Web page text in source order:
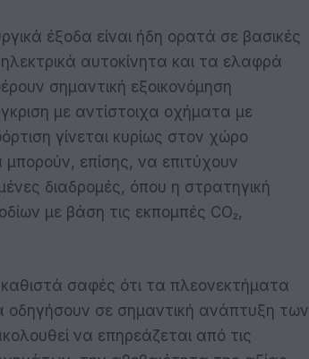
έξοδα είναι ήδη ορατά σε βασικές
αυτοκίνητα και τα ελαφρά
σημαντική εξοικονόμηση
με αντίστοιχα οχήματα με
γίνεται κυρίως στον χώρο
επίσης, να επιτύχουν
διαδρομές, όπου η στρατηγική
με βάση τις εκπομπές CO₂,
σαφές ότι τα πλεονεκτήματα
οδηγήσουν σε σημαντική ανάπτυξη των
να επηρεάζεται από τις